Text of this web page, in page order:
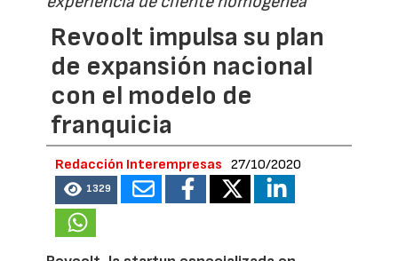
Revoolt impulsa su plan
de expansión nacional
con el modelo de
franquicia
Redacción Interempresas 27/10/2020
1329